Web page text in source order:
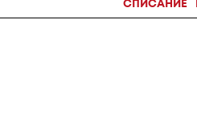
СПИСАНИЕ